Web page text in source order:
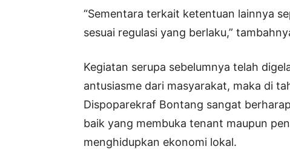
“Sementara terkait ketentuan lainnya
sesuai regulasi yang berlaku,”
Kegiatan serupa sebelumnya telah
antusiasme dari masyarakat, maka di
Dispoparekraf Bontang sangat
baik yang membuka tenant maupun
menghidupkan ekonomi lokal.